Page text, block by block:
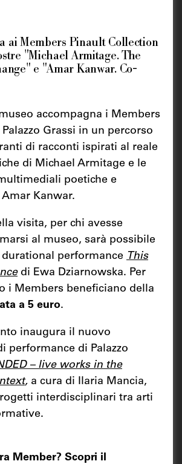
ai Members Pinault Collection
"Michael Armitage. The
e "Amar Kanwar. Co-
accompagna i Members
Grassi in un percorso
di racconti ispirati al reale
di Michael Armitage e le
poetiche e
Kanwar.
visita, per chi avesse
al museo, sarà possibile
durational performance This
di Ewa Dziarnowska. Per
i Members beneficiano della
a 5 euro.
inaugura il nuovo
performance di Palazzo
– live works in the
, a cura di Ilaria Mancia,
interdisciplinari tra arti
Member? Scopri il